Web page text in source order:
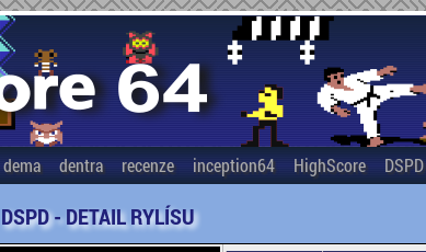
dema dentra recenze inception64 HighScore DSPD
DSPD - DETAIL RYLÍSU